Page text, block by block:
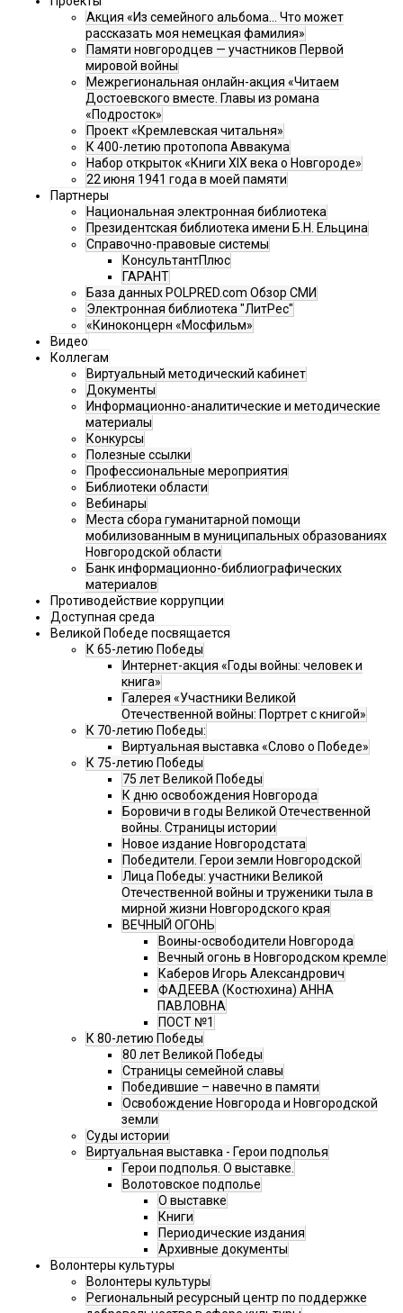
Акция «Из семейного альбома... Что может
рассказать моя немецкая фамилия»
Памяти новгородцев — участников Первой
мировой войны
Межрегиональная онлайн-акция «Читаем
Достоевского вместе. Главы из романа
«Подросток»
Проект «Кремлевская читальня»
К 400-летию протопопа Аввакума
Набор открыток «Книги XIX века о Новгороде»
22 июня 1941 года в моей памяти
Партнеры
Национальная электронная библиотека
Президентская библиотека имени Б.Н. Ельцина
Справочно-правовые системы
КонсультантПлюс
ГАРАНТ
База данных POLPRED.com Обзор СМИ
Электронная библиотека "ЛитРес"
«Киноконцерн «Мосфильм»
Видео
Коллегам
Виртуальный методический кабинет
Документы
Информационно-аналитические и методические
материалы
Конкурсы
Полезные ссылки
Профессиональные мероприятия
Библиотеки области
Вебинары
Места сбора гуманитарной помощи
мобилизованным в муниципальных образованиях
Новгородской области
Банк информационно-библиографических
материалов
Противодействие коррупции
Доступная среда
Великой Победе посвящается
К 65-летию Победы
Интернет-акция «Годы войны: человек и
книга»
Галерея «Участники Великой
Отечественной войны: Портрет с книгой»
К 70-летию Победы:
Виртуальная выставка «Слово о Победе»
К 75-летию Победы
75 лет Великой Победы
К дню освобождения Новгорода
Боровичи в годы Великой Отечественной
войны. Страницы истории
Новое издание Новгородстата
Победители. Герои земли Новгородской
Лица Победы: участники Великой
Отечественной войны и труженики тыла в
мирной жизни Новгородского края
ВЕЧНЫЙ ОГОНЬ
Воины-освободители Новгорода
Вечный огонь в Новгородском кремле
Каберов Игорь Александрович
ФАДЕЕВА (Костюхина) АННА
ПАВЛОВНА
ПОСТ №1
К 80-летию Победы
80 лет Великой Победы
Страницы семейной славы
Победившие – навечно в памяти
Освобождение Новгорода и Новгородской
земли
Суды истории
Виртуальная выставка - Герои подполья
Герои подполья. О выставке.
Волотовское подполье
О выставке
Книги
Периодические издания
Архивные документы
Волонтеры культуры
Волонтеры культуры
Региональный ресурсный центр по поддержке